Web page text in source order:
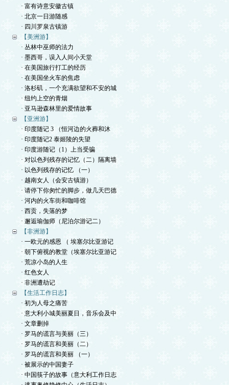
· 富有诗意安徽古镇
· 北京一日游随感
· 四川罗泉古镇游
【美洲游】
· 丛林中巫师的法力
· 墨西哥，误入人间小天堂
· 在美国旅行打工的经历
· 在美国坐火车的焦虑
· 洛杉矶，一个充满欲望和不安的城
· 纽约上空的青烟
· 亚马逊森林里的爱情故事
【亚洲游】
· 印度随记 3 （恒河边的火葬和沐
· 印度随记2 泰姬陵的失望
· 印度游随记（1）上当受骗
· 对以色列残存的记忆（二）隔离墙
· 以色列残存的记忆 （一）
· 越南女人（会安古镇游）
· 请停下你匆忙的脚步，做几天巴德
· 河内的火车街和咖啡馆
· 西贡，失落的梦
· 邂逅瑜伽师（尼泊尔游记二）
【非洲游】
· 一欧元的感恩 （ 埃塞尔比亚游记
· 朝下俯视的教堂（埃塞尔比亚游记
· 荒凉小岛的人生
· 红色女人
· 非洲遭劫记
【生活工作日志】
· 初为人母之痛苦
· 意大利小城美丽夏日，音乐会及中
· 文章删掉
· 罗马的谎言与美丽（三）
· 罗马的谎言和美丽（二）
· 罗马的谎言和美丽 （一）
· 被展示的中国妻子
· 中国筷子的故事（意大利工作日志